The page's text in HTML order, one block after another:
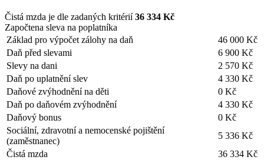
Čistá mzda je dle zadaných kritérií36 334 Kč
Započtena sleva na poplatníka
Základ pro výpočet zálohy na daň
46 000 Kč
Daň před slevami
6 900 Kč
Slevy na dani
2 570 Kč
Daň po uplatnění slev
4 330 Kč
Daňové zvýhodnění na děti
0 Kč
Daň po daňovém zvýhodnění
4 330 Kč
Daňový bonus
0 Kč
Sociální, zdravotní a nemocenské pojištění
(zaměstnanec)
5 336 Kč
Čistá mzda
36 334 Kč